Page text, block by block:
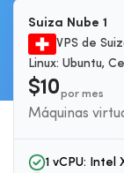
Suiza Nube 1
VPS de
Linux: Ubuntu,
$10por mes
Máquinas
1 vCPU: Intel